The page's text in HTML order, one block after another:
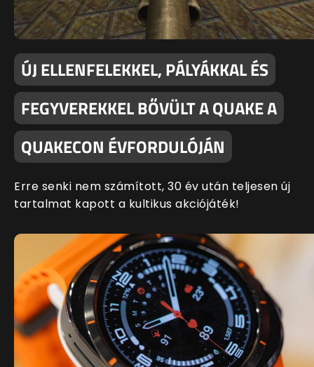
ÚJ ELLENFELEKKEL, PÁLYÁKKAL ÉS
FEGYVEREKKEL BŐVÜLT A QUAKE A
QUAKECON ÉVFORDULÓJÁN
Erre senki nem számított, 30 év után teljesen új
tartalmat kapott a kultikus akciójáték!